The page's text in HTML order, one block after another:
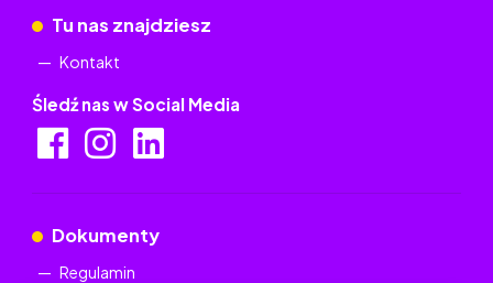
Tu nas znajdziesz
Kontakt
Śledź nas w Social Media
Dokumenty
Regulamin